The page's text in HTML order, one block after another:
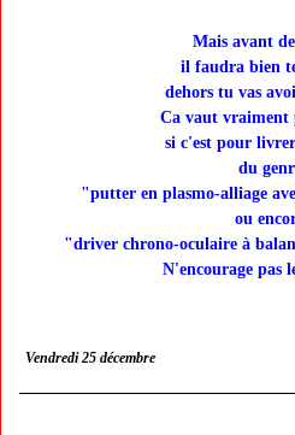
Mais avant
il faudra bien
dehors tu vas
Ca vaut vraiment
si c'est pour livrer
du
"putter en plasmo-alliage
ou
"driver chrono-oculaire à
N'encourage pas
Vendredi 25 décembre